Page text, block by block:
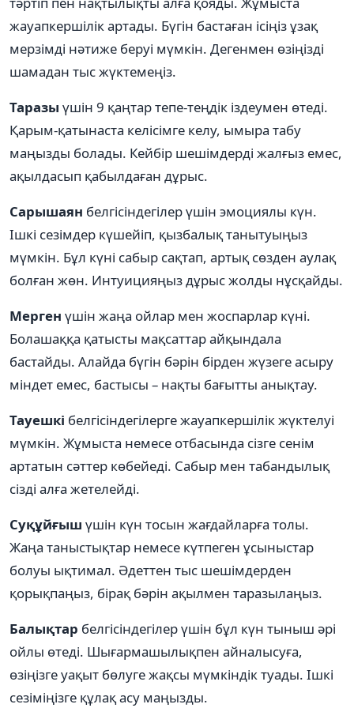
жауапкершілік артады. Бүгін бастаған ісіңіз ұзақ
мерзімді нәтиже беруі мүмкін. Дегенмен өзіңізді
шамадан тыс жүктемеңіз.
Таразы үшін 9 қаңтар тепе-теңдік іздеумен өтеді.
Қарым-қатынаста келісімге келу, ымыра табу
маңызды болады. Кейбір шешімдерді жалғыз емес,
ақылдасып қабылдаған дұрыс.
Сарышаян белгісіндегілер үшін эмоциялы күн.
Ішкі сезімдер күшейіп, қызбалық танытуыңыз
мүмкін. Бұл күні сабыр сақтап, артық сөзден аулақ
болған жөн. Интуицияңыз дұрыс жолды нұсқайды.
Мерген үшін жаңа ойлар мен жоспарлар күні.
Болашаққа қатысты мақсаттар айқындала
бастайды. Алайда бүгін бәрін бірден жүзеге асыру
міндет емес, бастысы – нақты бағытты анықтау.
Тауешкі белгісіндегілерге жауапкершілік жүктелуі
мүмкін. Жұмыста немесе отбасында сізге сенім
артатын сәттер көбейеді. Сабыр мен табандылық
сізді алға жетелейді.
Суқұйғыш үшін күн тосын жағдайларға толы.
Жаңа таныстықтар немесе күтпеген ұсыныстар
болуы ықтимал. Әдеттен тыс шешімдерден
қорықпаңыз, бірақ бәрін ақылмен таразылаңыз.
Балықтар белгісіндегілер үшін бұл күн тыныш әрі
ойлы өтеді. Шығармашылықпен айналысуға,
өзіңізге уақыт бөлуге жақсы мүмкіндік туады. Ішкі
сезіміңізге құлақ асу маңызды.